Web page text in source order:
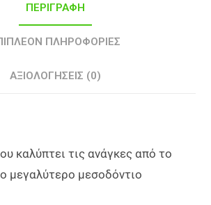
ΠΕΡΙΓΡΑΦΉ
ΠΛΗΡΟΦΟΡΊΕΣ
ΑΞΙΟΛΟΓΉΣΕΙΣ (0)
καλύπτει τις ανάγκες από το
μεγαλύτερο μεσοδόντιο